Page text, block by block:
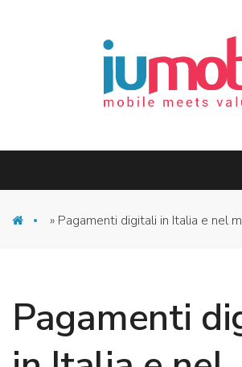
» Pagamenti digitali in Italia e nel
Pagamenti